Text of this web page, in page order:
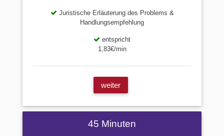
Juristische Erläuterung des Problems &
Handlungsempfehlung
entspricht
1,83€/min
weiter
45 Minuten